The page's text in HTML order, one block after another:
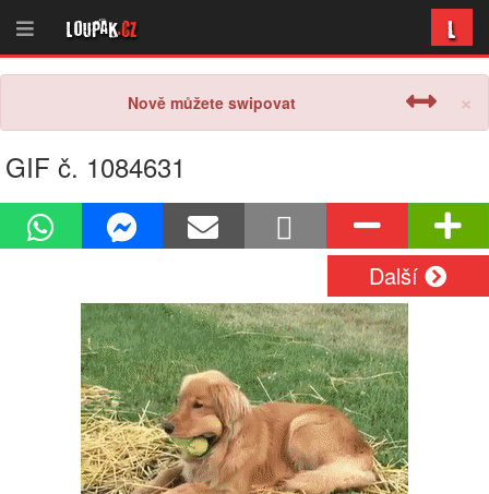
Loupak.cz L
×
Nově můžete swipovat
GIF č. 1084631
Další